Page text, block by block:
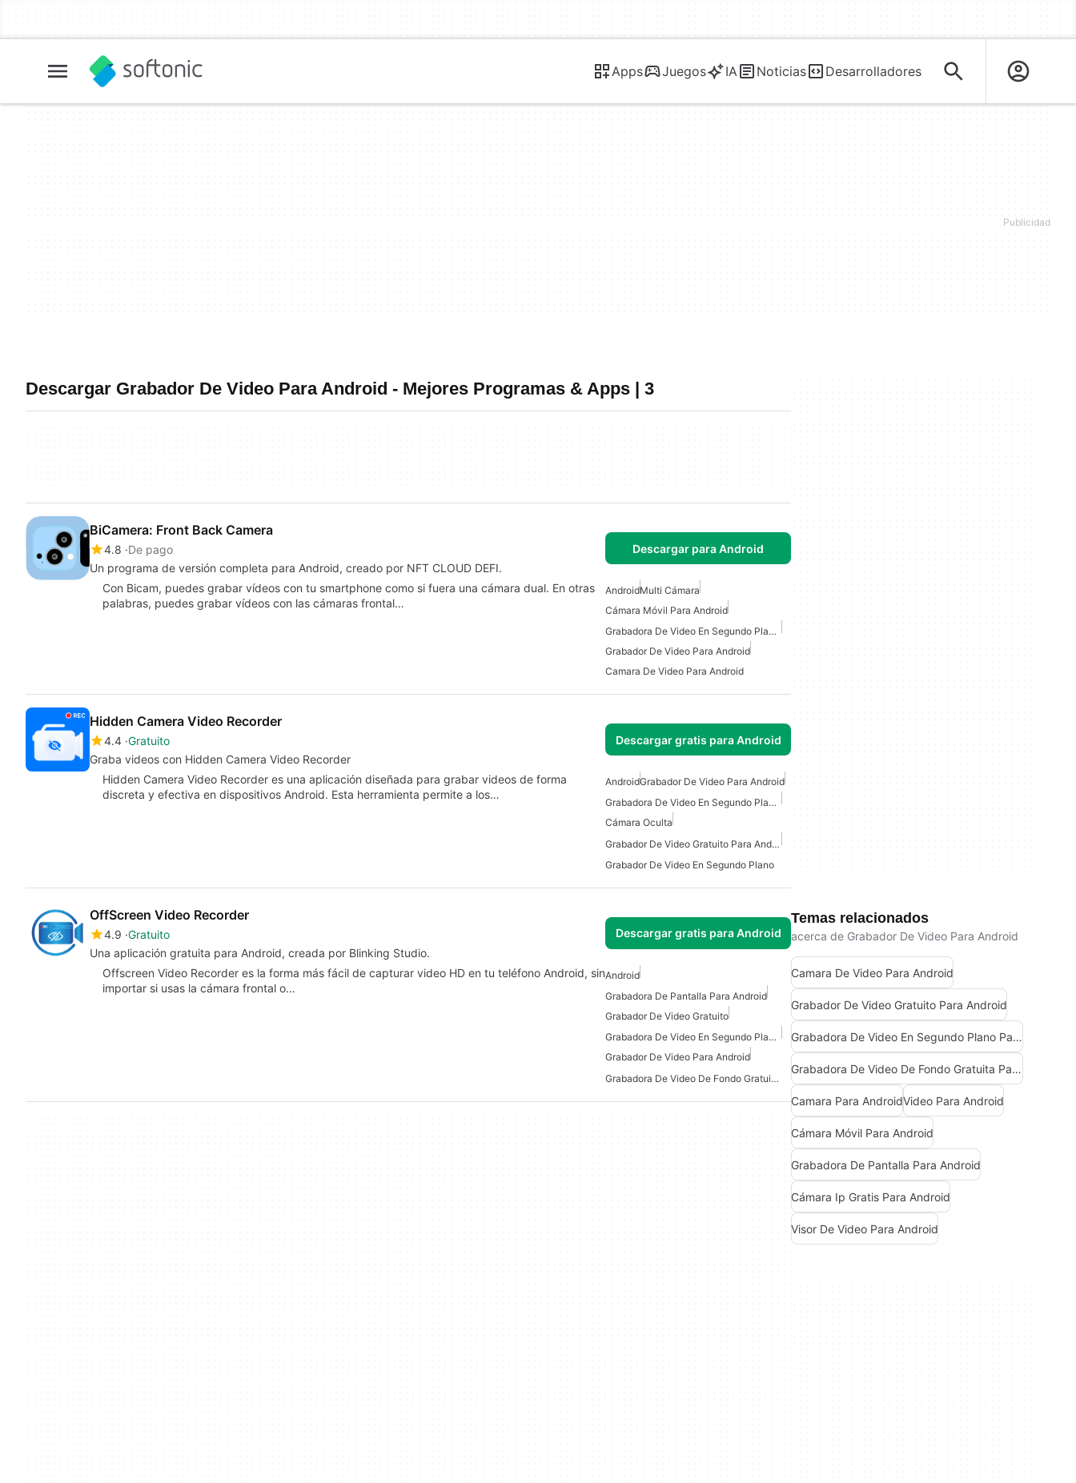
Apps Juegos IA Noticias Desarrolladores
Descargar Grabador De Video Para Android - Mejores Programas & Apps | 3
BiCamera: Front Back Camera
4.8 De pago
Un programa de versión completa para Android, creado por NFT CLOUD DEFI.
Descargar para Android
Con Bicam, puedes grabar vídeos con tu smartphone como si fuera una cámara dual. En otras
palabras, puedes grabar vídeos con las cámaras frontal…
AndroidMulti Cámara
Cámara Móvil Para Android
Grabadora De Video En Segundo Plano Para Android
Grabador De Video Para Android
Camara De Video Para Android
Hidden Camera Video Recorder
4.4 Gratuito
Graba videos con Hidden Camera Video Recorder
Descargar gratis para Android
Hidden Camera Video Recorder es una aplicación diseñada para grabar videos de forma
discreta y efectiva en dispositivos Android. Esta herramienta permite a los…
AndroidGrabador De Video Para Android
Grabadora De Video En Segundo Plano Para Android
Cámara Oculta
Grabador De Video Gratuito Para Android
Grabador De Video En Segundo Plano
OffScreen Video Recorder
4.9 Gratuito
Una aplicación gratuita para Android, creada por Blinking Studio.
Descargar gratis para Android
Offscreen Video Recorder es la forma más fácil de capturar video HD en tu teléfono Android, sin
importar si usas la cámara frontal o…
Android
Grabadora De Pantalla Para Android
Grabador De Video Gratuito
Grabadora De Video En Segundo Plano Para Android
Grabador De Video Para Android
Grabadora De Video De Fondo Gratuita Para Android
Temas relacionados
acerca de Grabador De Video Para Android
Camara De Video Para Android
Grabador De Video Gratuito Para Android
Grabadora De Video En Segundo Plano Para Android
Grabadora De Video De Fondo Gratuita Para Android
Camara Para AndroidVideo Para Android
Cámara Móvil Para Android
Grabadora De Pantalla Para Android
Cámara Ip Gratis Para Android
Visor De Video Para Android